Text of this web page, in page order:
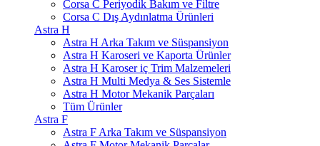
Corsa C Periyodik Bakım ve Filtre
Corsa C Dış Aydınlatma Ürünleri
Astra H
Astra H Arka Takım ve Süspansiyon
Astra H Karoseri ve Kaporta Ürünler
Astra H Karoser iç Trim Malzemeleri
Astra H Multi Medya & Ses Sistemle
Astra H Motor Mekanik Parçaları
Tüm Ürünler
Astra F
Astra F Arka Takım ve Süspansiyon